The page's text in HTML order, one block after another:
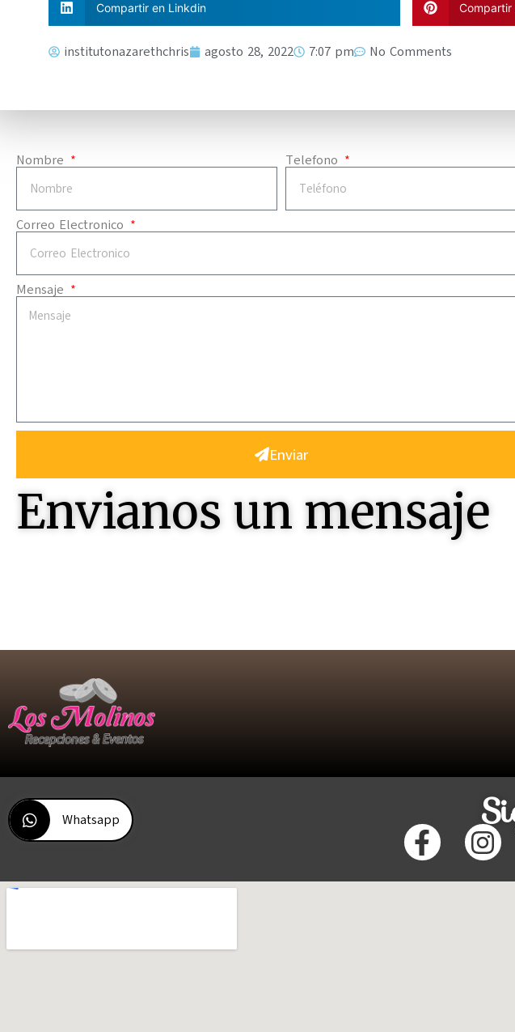
Compartir en Linkdin Compartir
institutonazarethchris agosto 28, 2022 7:07 pm No Comments
Nombre Telefono
Correo Electronico
Mensaje
Enviar
Envianos un mensaje
Whatsapp